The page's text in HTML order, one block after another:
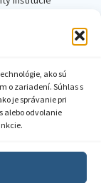
ako sú
o zariadení. Súhlas s
je správanie pri
alebo odvolanie